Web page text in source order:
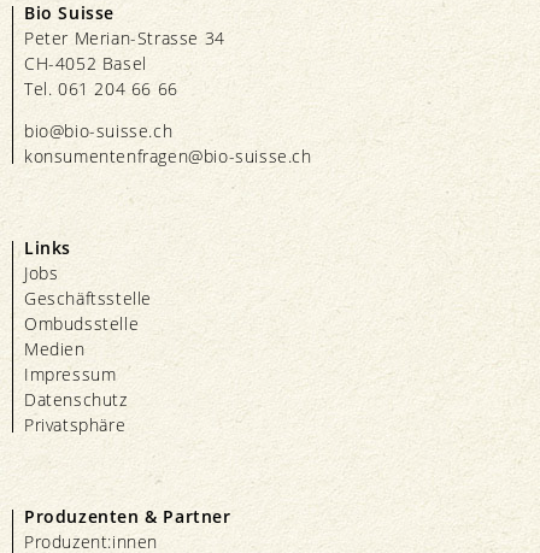
Bio Suisse
Peter Merian-Strasse 34
CH-4052 Basel
Tel. 061 204 66 66
bio@bio-suisse.ch
konsumentenfragen@bio-suisse.ch
Links
Jobs
Geschäftsstelle
Ombudsstelle
Medien
Impressum
Datenschutz
Privatsphäre
Produzenten & Partner
Produzent:innen